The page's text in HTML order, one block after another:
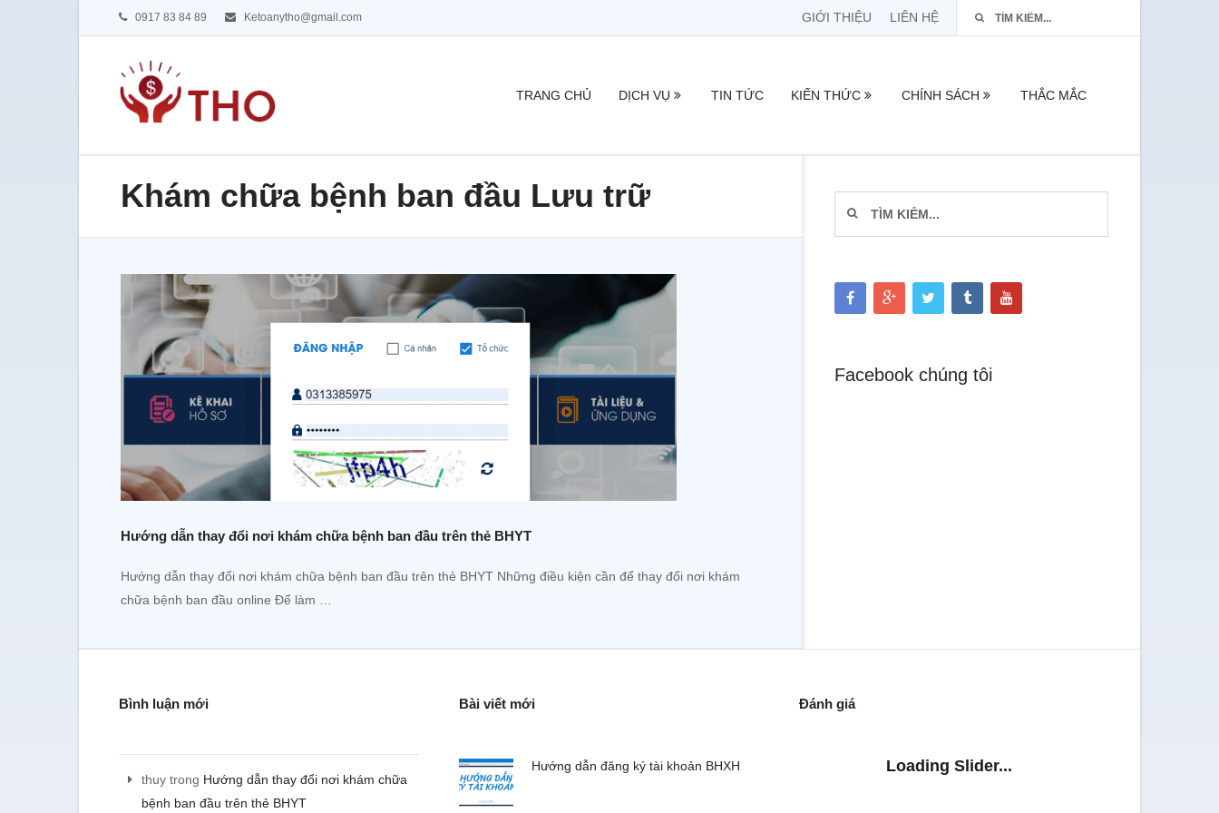
0917 83 84 89 Ketoanytho@gmail.com GIỚI THIỆU LIÊN HỆ
TRANG CHỦ DỊCH VỤ TIN TỨC KIẾN THỨC CHÍNH SÁCH THẮC MẮC
Khám chữa bệnh ban đầu Lưu trữ
Hướng dẫn thay đổi nơi khám chữa bệnh ban đầu trên thẻ BHYT
Hướng dẫn thay đổi nơi khám chữa bệnh ban đầu trên thẻ BHYT Những điều kiện cần để thay đổi nơi khám
chữa bệnh ban đầu online Để làm …
Facebook chúng tôi
Bình luận mới
thuytrong Hướng dẫn thay đổi nơi khám chữa
bệnh ban đầu trên thẻ BHYT
Bài viết mới
Hướng dẫn đăng ký tài khoản BHXH
Đánh giá